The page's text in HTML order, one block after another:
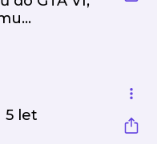
5 let